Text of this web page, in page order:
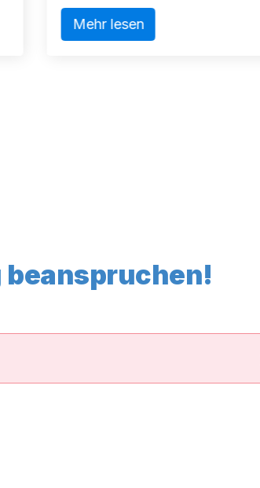
Mehr lesen
beanspruchen!